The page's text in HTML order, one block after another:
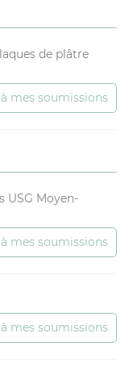
de plâtre
mes soumissions
USG Moyen-
mes soumissions
mes soumissions